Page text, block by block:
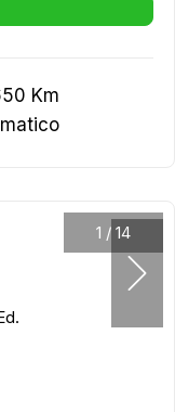
Km
1 / 14